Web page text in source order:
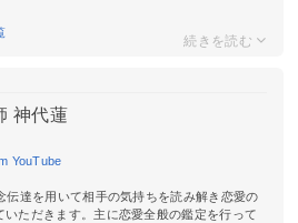
神代蓮
YouTube
伝達を用いて相手の気持ちを読み解き恋愛の
いただきます。主に恋愛全般の鑑定を行って